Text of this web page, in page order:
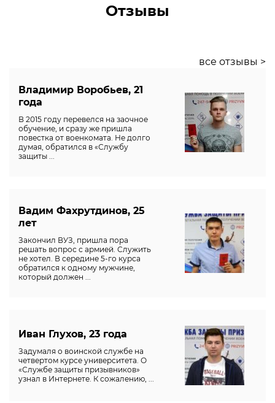
Отзывы
все отзывы >
Владимир Воробьев, 21
года
В 2015 году перевелся на заочное
обучение, и сразу же пришла
повестка от военкомата. Не долго
думая, обратился в «Службу
защиты ...
Вадим Фахрутдинов, 25
лет
Закончил ВУЗ, пришла пора
решать вопрос с армией. Служить
не хотел. В середине 5-го курса
обратился к одному мужчине,
который должен ...
Иван Глухов, 23 года
Задумаля о воинской службе на
четвертом курсе университета. О
«Службе защиты призывников»
узнал в Интернете. К сожалению, ...